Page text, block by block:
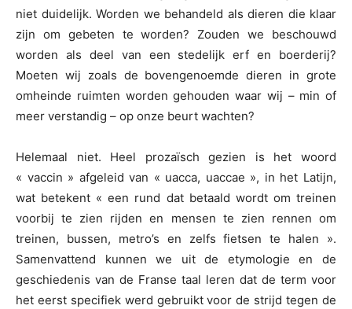
niet duidelijk. Worden we behandeld als dieren die klaar
zijn om gebeten te worden? Zouden we beschouwd
worden als deel van een stedelijk erf en boerderij?
Moeten wij zoals de bovengenoemde dieren in grote
omheinde ruimten worden gehouden waar wij – min of
meer verstandig – op onze beurt wachten?
Helemaal niet. Heel prozaïsch gezien is het woord
« vaccin » afgeleid van « uacca, uaccae », in het Latijn,
wat betekent « een rund dat betaald wordt om treinen
voorbij te zien rijden en mensen te zien rennen om
treinen, bussen, metro’s en zelfs fietsen te halen ».
Samenvattend kunnen we uit de etymologie en de
geschiedenis van de Franse taal leren dat de term voor
het eerst specifiek werd gebruikt voor de strijd tegen de